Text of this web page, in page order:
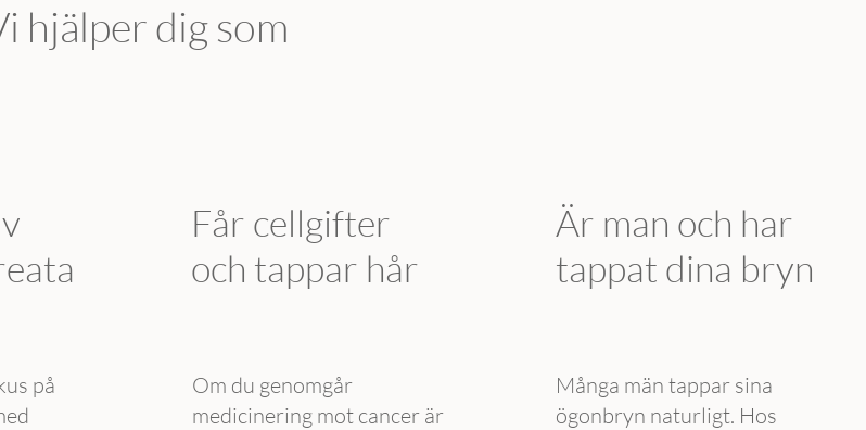
hjälper dig som
på
Får cellgifter
och tappar hår
Om du genomgår
medicinering mot cancer är
Är man och har
tappat dina bryn
Många män tappar sina
ögonbryn naturligt. Hos